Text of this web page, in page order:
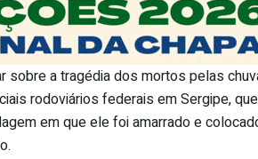
sobre a tragédia dos mortos pelas
rodoviários federais em Sergipe,
em que ele foi amarrado e